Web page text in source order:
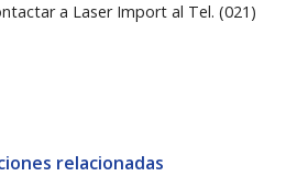
a Laser Import al Tel. (021)
relacionadas